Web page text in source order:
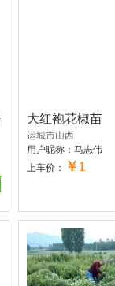
大红袍花椒苗
运城市山西
用户昵称： 马志伟
上车价：
￥1